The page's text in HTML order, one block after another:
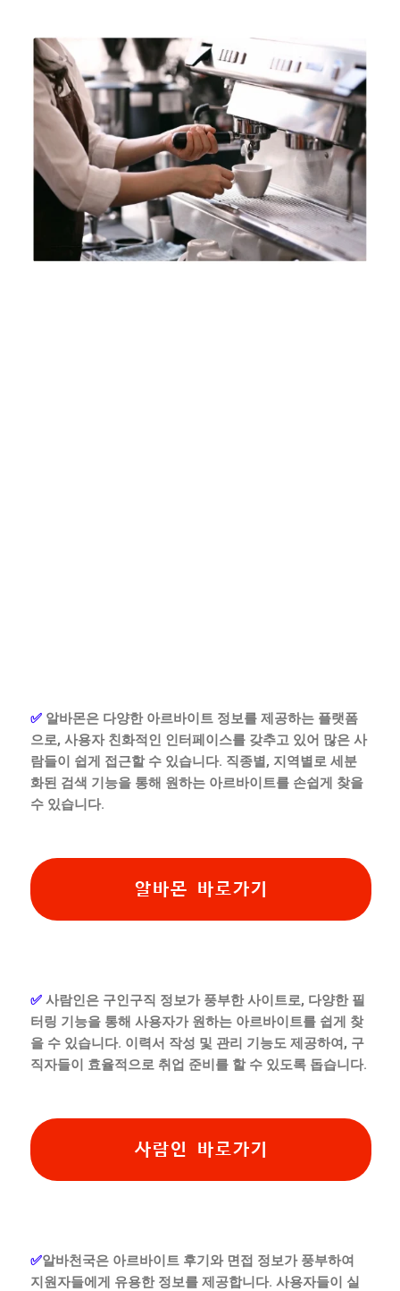
✅ 알바몬은 다양한 아르바이트 정보를 제공하는 플랫폼
으로, 사용자 친화적인 인터페이스를 갖추고 있어 많은 사
람들이 쉽게 접근할 수 있습니다. 직종별, 지역별로 세분
화된 검색 기능을 통해 원하는 아르바이트를 손쉽게 찾을
수 있습니다.
알바몬 바로가기
✅ 사람인은 구인구직 정보가 풍부한 사이트로, 다양한 필
터링 기능을 통해 사용자가 원하는 아르바이트를 쉽게 찾
을 수 있습니다. 이력서 작성 및 관리 기능도 제공하여, 구
직자들이 효율적으로 취업 준비를 할 수 있도록 돕습니다.
사람인 바로가기
✅알바천국은 아르바이트 후기와 면접 정보가 풍부하여
지원자들에게 유용한 정보를 제공합니다. 사용자들이 실